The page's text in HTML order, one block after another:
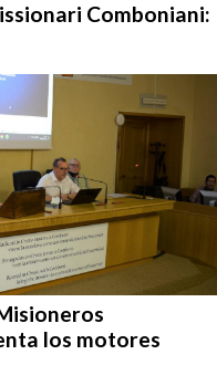
Comboniani:
los motores